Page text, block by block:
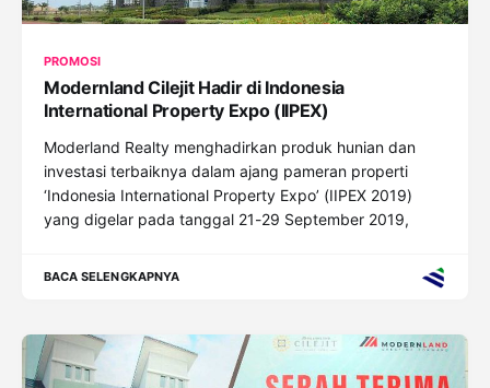
PROMOSI
Modernland Cilejit Hadir di Indonesia
International Property Expo (IIPEX)
Moderland Realty menghadirkan produk hunian dan
investasi terbaiknya dalam ajang pameran properti
‘Indonesia International Property Expo’ (IIPEX 2019)
yang digelar pada tanggal 21-29 September 2019,
BACA SELENGKAPNYA